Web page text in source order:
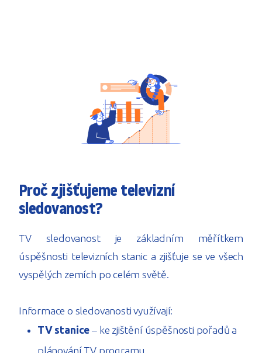
Proč zjišťujeme televizní
sledovanost?
TV sledovanost je základním měřítkem
úspěšnosti televizních stanic a zjišťuje se ve všech
vyspělých zemích po celém světě.
Informace o sledovanosti využívají:
TV stanice – ke zjištění úspěšnosti pořadů a
plánování TV programu